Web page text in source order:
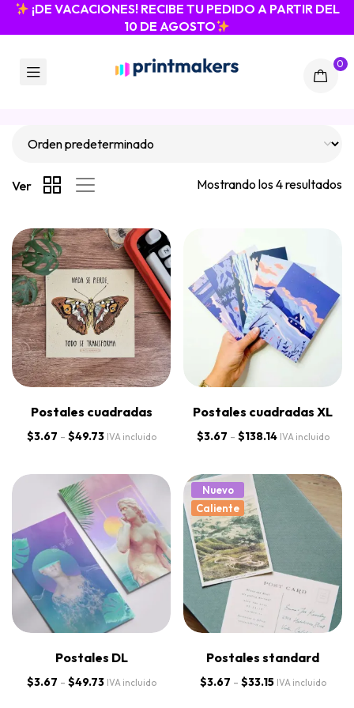
¡DE VACACIONES! RECIBE TU PEDIDO A PARTIR DEL
10 DE AGOSTO
0
Mostrando los 4 resultados
Ver
Postales cuadradas
$3.67 - $49.73 IVA incluido
Postales cuadradas XL
$3.67 - $138.14 IVA incluido
Postales DL
$3.67 - $49.73 IVA incluido
Nuevo
Caliente
Postales standard
$3.67 - $33.15 IVA incluido